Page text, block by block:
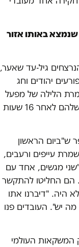
באותו אזור
הנרצחים גיל-עד שאער,
יהודים וחג
הלילה של מפעל
"סודהסטרים" במישור אדומים הלכו אל חדר האוכל לארוחה הראשונה שלהם לאחר 16 שעות
הראשון
אבל כשהגיעו כ-40 מעובדי המשמרת עייפים ורעבים,
מגשים, אחד עם
הם החליטו להתקשר
היה. "דיברנו אתו
יש". העובדים פנו
המשקאות העולמי